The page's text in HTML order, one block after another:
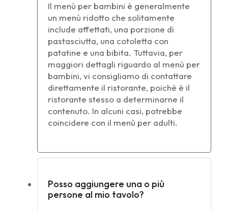
Il menù per bambini è generalmente
un menù ridotto che solitamente
include affettati, una porzione di
pastasciutta, una cotoletta con
patatine e una bibita. Tuttavia, per
maggiori dettagli riguardo al menù per
bambini, vi consigliamo di contattare
direttamente il ristorante, poiché è il
ristorante stesso a determinarne il
contenuto. In alcuni casi, potrebbe
coincidere con il menù per adulti.
Posso aggiungere una o più
persone al mio tavolo?